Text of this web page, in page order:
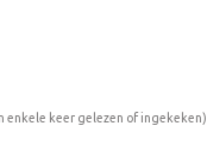
enkele keer gelezen of ingekeken)